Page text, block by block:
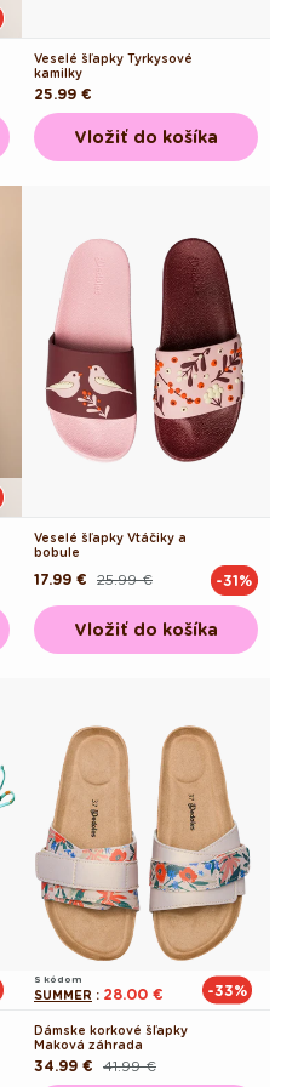
Veselé šľapky Tyrkysové
kamilky
Pôvodná
cena
25.99 €
Vložiť do košíka
Veselé šľapky Vtáčiky a
bobule
Pôvodná25.99 €
Akciová
17.99 € -31%
Vložiť do košíka
S kódom
SUMMER : 28.00 € -33%
Dámske korkové šľapky
Maková záhrada
Pôvodná41.99 €
Akciová
34.99 €